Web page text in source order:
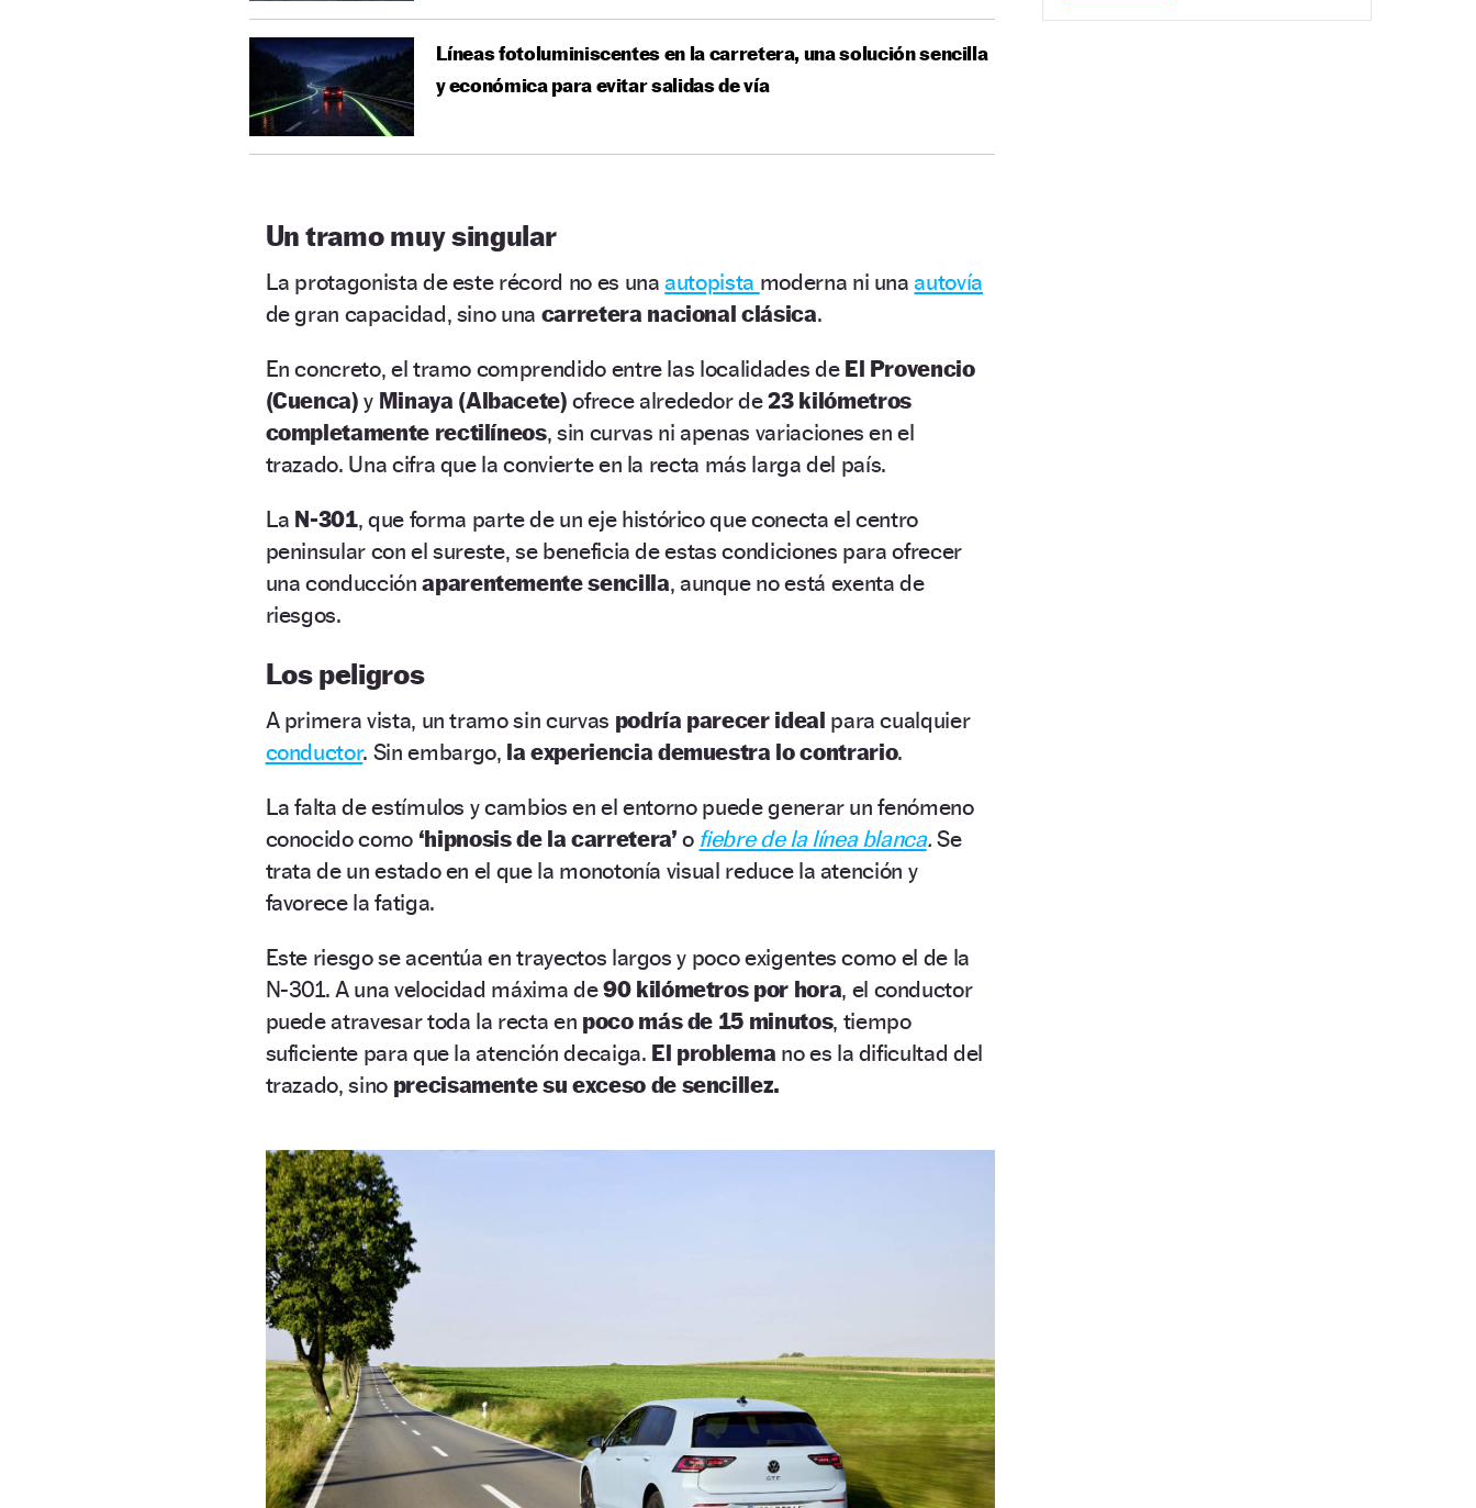
Líneas fotoluminiscentes en la carretera, una solución sencilla
y económica para evitar salidas de vía
Un tramo muy singular
La protagonista de este récord no es unaautopista moderna ni unaautovía
de gran capacidad, sino una carretera nacional clásica.
En concreto, el tramo comprendido entre las localidades de El Provencio
(Cuenca) y Minaya (Albacete) ofrece alrededor de23 kilómetros
completamente rectilíneos, sin curvas ni apenas variaciones en el
trazado. Una cifra que la convierte en la recta más larga del país.
La N-301, que forma parte de un eje histórico que conecta el centro
peninsular con el sureste, se beneficia de estas condiciones para ofrecer
una conducción aparentemente sencilla, aunque no está exenta de
riesgos.
Los peligros
A primera vista, un tramo sin curvas podría parecer ideal para cualquier
conductor. Sin embargo, la experiencia demuestra lo contrario.
La falta de estímulos y cambios en el entorno puede generar un fenómeno
conocido como ‘hipnosis de la carretera’ o fiebre de la línea blanca. Se
trata de un estado en el que la monotonía visual reduce la atención y
favorece la fatiga.
Este riesgo se acentúa en trayectos largos y poco exigentes como el de la
N-301. A una velocidad máxima de90 kilómetros por hora, el conductor
puede atravesar toda la recta en poco más de 15 minutos, tiempo
suficiente para que la atención decaiga. El problema no es la dificultad del
trazado, sinoprecisamente su exceso de sencillez.